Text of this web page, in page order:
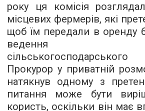
року ця комісія
місцевих фермерів, які
щоб їм передали в оренду
ведення
Прокурор у приватній
натякнув одному з
питання може бути
користь, оскільки він має